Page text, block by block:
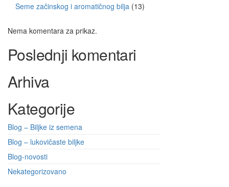
Seme začinskog i aromatičnog bilja 13
Nema komentara za prikaz.
Poslednji komentari
Arhiva
Kategorije
Blog – Biljke iz semena
Blog – lukovičaste biljke
Blog-novosti
Nekategorizovano